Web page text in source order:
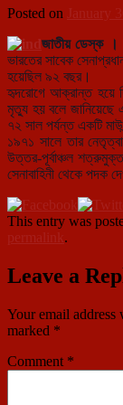
Posted on January
জাতীয় ডেস্ক
ভারতের সাবেক
হয়েছিল ৯২ বছর।
হৃদরোগে আক্রান্ত হয়ে
মৃত্যু হয় বলে জানিয়েছে
৭২ সাল পর্যন্ত একটি
১৯৭১ সালে তার
উত্তর-পূর্বাঞ্চল
সেনাবাহিনী থেকে পদক
This entry was
permalink.
Leave a
Your email
marked *
Comment *